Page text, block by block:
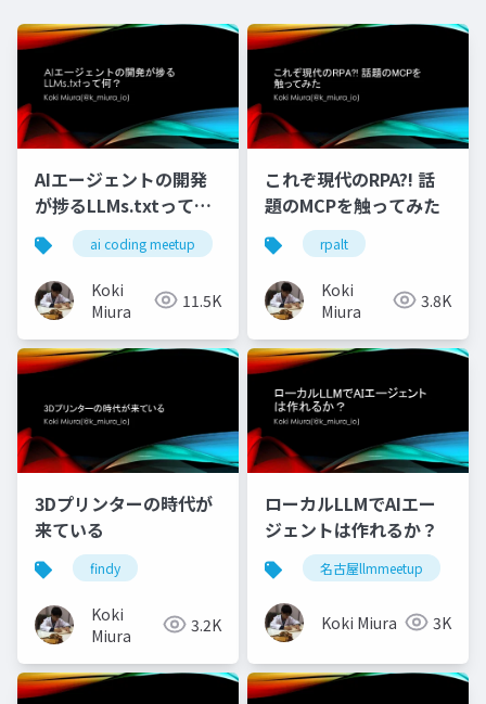
AIエージェントの開発
が捗るLLMs.txtって
何？
ai coding meetup
Koki
Miura
11.5K
これぞ現代のRPA?! 話
題のMCPを触ってみた
rpalt
Koki
Miura
3.8K
3Dプリンターの時代が
来ている
findy
Koki
Miura
3.2K
ローカルLLMでAIエー
ジェントは作れるか？
名古屋llmmeetup
Koki Miura 3K